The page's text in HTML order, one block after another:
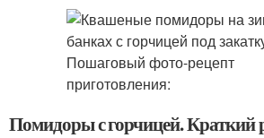
Помидоры с горчицей. Краткий